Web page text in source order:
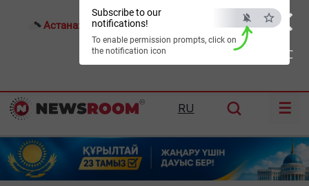
×
ESC
Subscribe to our
notifications!
To enable permission prompts, click on
the notification icon
Астана: 18°C Алматы: Шымкент:26°C
RU ☰